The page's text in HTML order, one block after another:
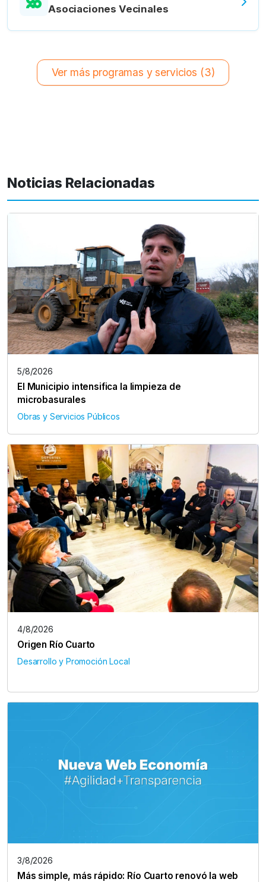
Asociaciones Vecinales
Ver más programas y servicios (3)
Noticias Relacionadas
5/8/2026
El Municipio intensifica la limpieza de
microbasurales
Obras y Servicios Públicos
4/8/2026
Origen Río Cuarto
Desarrollo y Promoción Local
3/8/2026
Más simple, más rápido: Río Cuarto renovó la web